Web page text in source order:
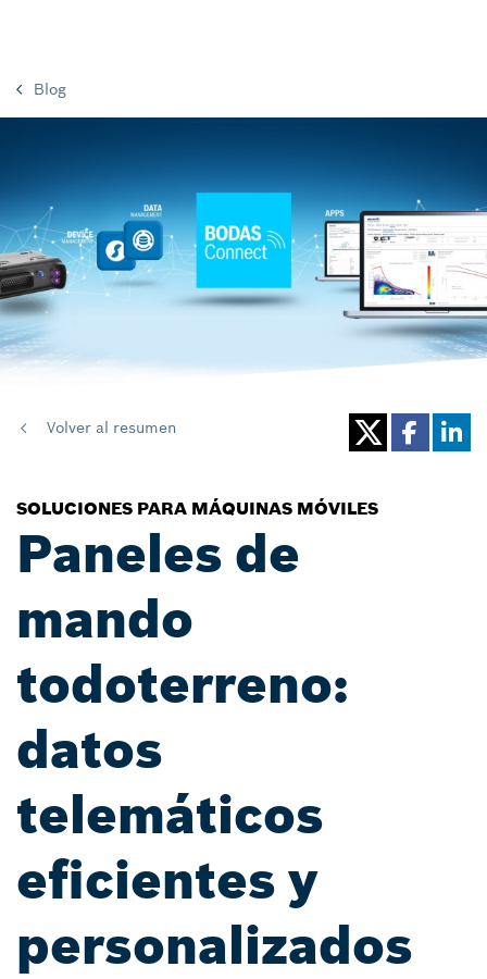
Blog
Volver al resumen
SOLUCIONES PARA MÁQUINAS MÓVILES
Paneles de
mando
todoterreno:
datos
telemáticos
eficientes y
personalizados